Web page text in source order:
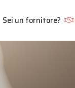
Sei un fornitore?